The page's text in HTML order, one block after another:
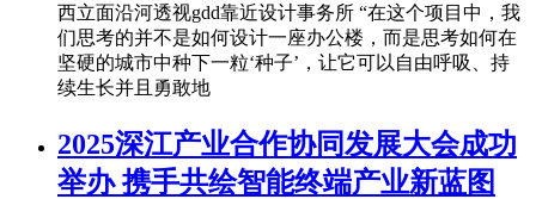
西立面沿河透视gdd靠近设计事务所 “在这个项目中，我
们思考的并不是如何设计一座办公楼，而是思考如何在
坚硬的城市中种下一粒‘种子’，让它可以自由呼吸、持
续生长并且勇敢地
2025深江产业合作协同发展大会成功
举办 携手共绘智能终端产业新蓝图